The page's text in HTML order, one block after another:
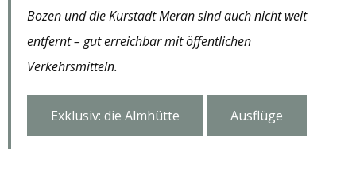
Bozen und die Kurstadt Meran sind auch nicht weit
entfernt – gut erreichbar mit öffentlichen
Verkehrsmitteln.
Exklusiv: die Almhütte Ausflüge